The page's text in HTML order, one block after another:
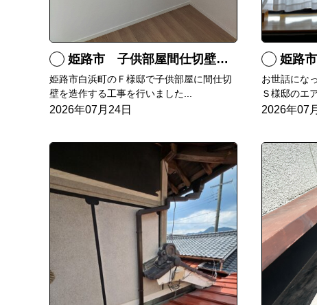
姫路市 子供部屋間仕切壁造作
姫路市白浜町のＦ様邸で子供部屋に間仕切
壁を造作する工事を行いました...
2026年07月24日
姫路
お世話にな
Ｓ様邸のエ
2026年07